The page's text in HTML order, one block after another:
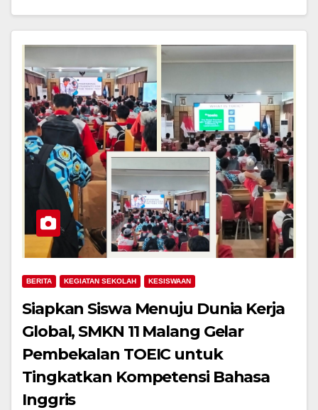
BERITA KEGIATAN SEKOLAH KESISWAAN
Siapkan Siswa Menuju Dunia Kerja
Global, SMKN 11 Malang Gelar
Pembekalan TOEIC untuk
Tingkatkan Kompetensi Bahasa
Inggris